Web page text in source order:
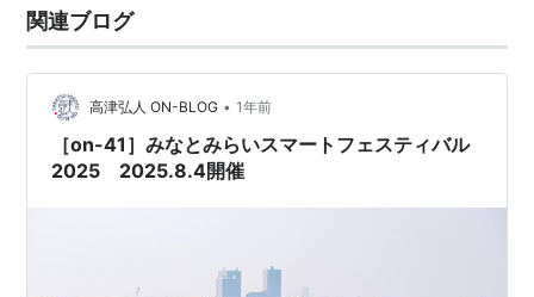
関連ブログ
高津弘人 ON-BLOG • 1年前
［on-41］みなとみらいスマートフェスティバル
2025 2025.8.4開催